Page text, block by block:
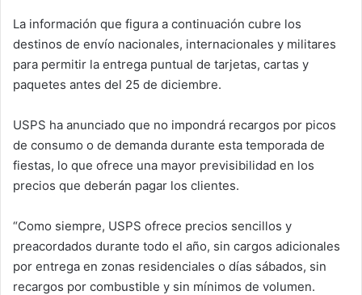
La información que figura a continuación cubre los
destinos de envío nacionales, internacionales y militares
para permitir la entrega puntual de tarjetas, cartas y
paquetes antes del 25 de diciembre.
USPS ha anunciado que no impondrá recargos por picos
de consumo o de demanda durante esta temporada de
fiestas, lo que ofrece una mayor previsibilidad en los
precios que deberán pagar los clientes.
“Como siempre, USPS ofrece precios sencillos y
preacordados durante todo el año, sin cargos adicionales
por entrega en zonas residenciales o días sábados, sin
recargos por combustible y sin mínimos de volumen.